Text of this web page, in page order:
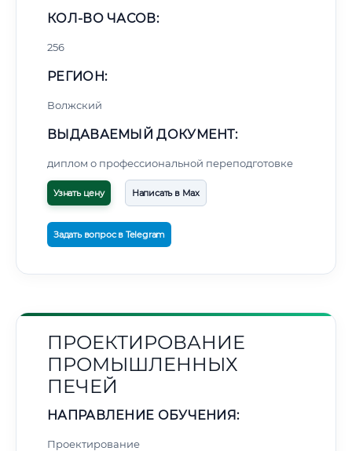
КОЛ-ВО ЧАСОВ:
256
РЕГИОН:
Волжский
ВЫДАВАЕМЫЙ ДОКУМЕНТ:
диплом о профессиональной переподготовке
Узнать цену Написать в Max
Задать вопрос в Telegram
ПРОЕКТИРОВАНИЕ
ПРОМЫШЛЕННЫХ
ПЕЧЕЙ
НАПРАВЛЕНИЕ ОБУЧЕНИЯ:
Проектирование